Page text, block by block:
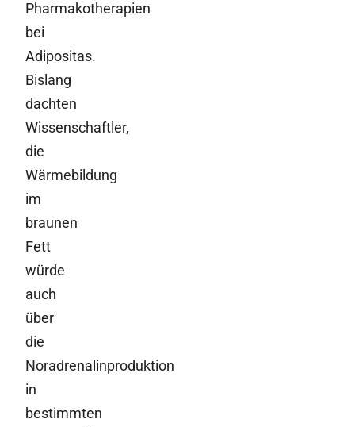
Pharmakotherapien
bei
Adipositas.
Bislang
dachten
Wissenschaftler,
die
Wärmebildung
im
braunen
Fett
würde
auch
über
die
Noradrenalinproduktion
in
bestimmten